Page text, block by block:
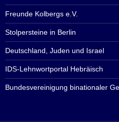
Freunde Kolbergs e.V.
Stolpersteine in Berlin
Deutschland, Juden und Israel
IDS-Lehnwortportal Hebräisch
Bundesvereinigung binationaler